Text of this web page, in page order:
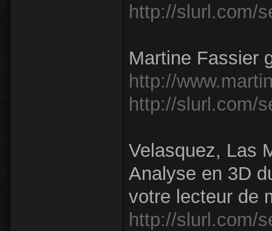
http://slurl.com/
Martine Fassier
http://
http://slurl.com/
Velasquez, Las
Analyse en 3D
votre lecteur de
http://slurl.com/